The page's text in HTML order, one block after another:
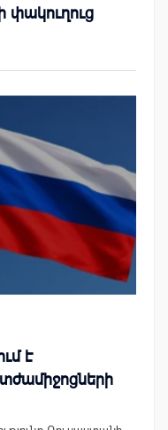
փակուղուց
է